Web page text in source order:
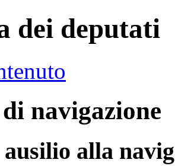
dei deputati
di navigazione
alla